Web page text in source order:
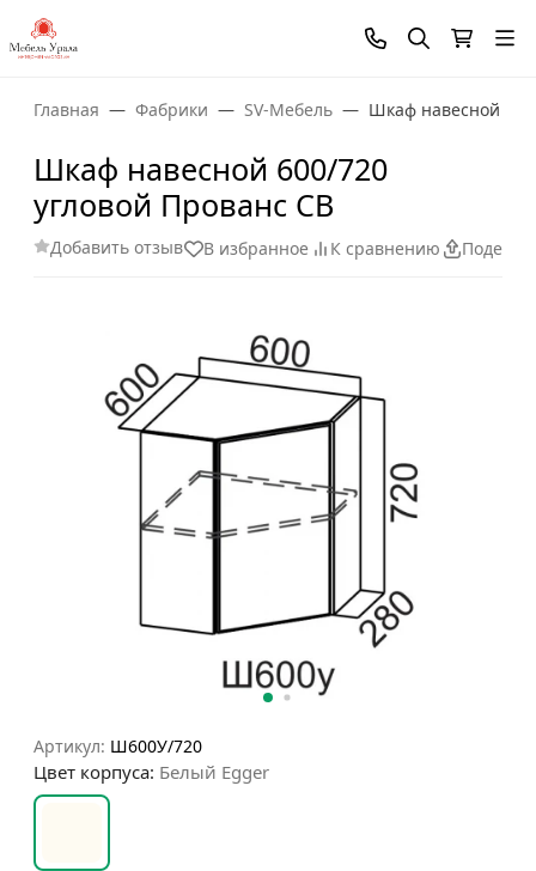
Главная Фабрики SV-Мебель Шкаф навесной
Шкаф навесной 600/720
угловой Прованс СВ
Добавить отзыв В избранное К сравнению
Артикул: Ш600У/720
Цвет корпуса: Белый Egger